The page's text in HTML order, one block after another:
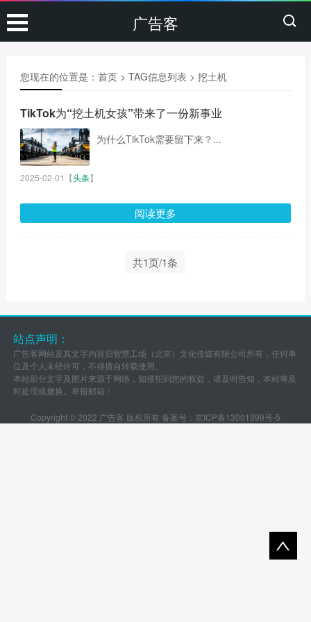
广告客
您现在的位置是： 首页> TAG信息列表 > 挖土机
TikTok为“挖土机女孩”带来了一份新事业
为什么TikTok需要留下来？...
2025-02-01 【头条】
阅读更多
共1页/1条
站点声明：
广告客网站及其文字内容归智慧工场（北京）文化传媒有限公司所有，任何单
位及个人未经许可，不得擅自转载使用。
本站部分文字及图片来源于网络，如侵犯到您的权益，请及时告知，本站将及
时处理或撤换。举报邮箱：
Copyright © 2022 广告客 版权所有 备案号： 京ICP备13001399号-5